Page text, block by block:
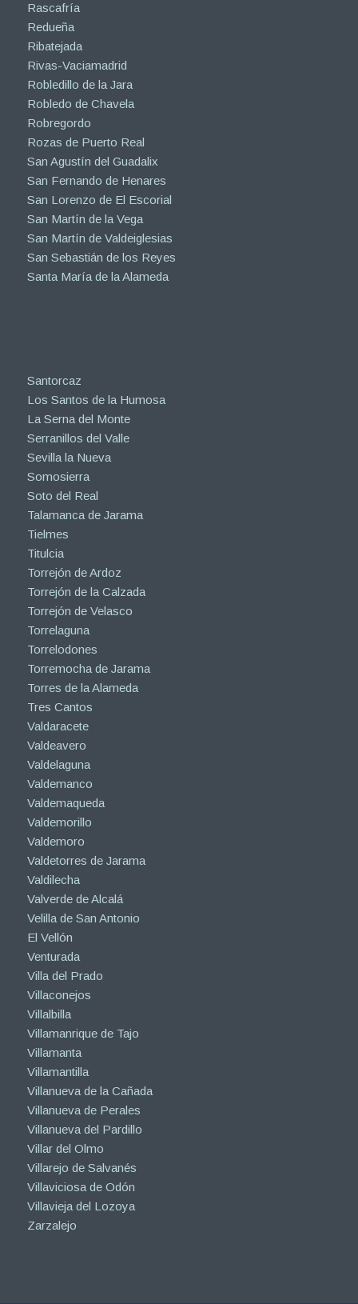
Rascafría
Redueña
Ribatejada
Rivas-Vaciamadrid
Robledillo de la Jara
Robledo de Chavela
Robregordo
Rozas de Puerto Real
San Agustín del Guadalix
San Fernando de Henares
San Lorenzo de El Escorial
San Martín de la Vega
San Martín de Valdeiglesias
San Sebastián de los Reyes
Santa María de la Alameda
Santorcaz
Los Santos de la Humosa
La Serna del Monte
Serranillos del Valle
Sevilla la Nueva
Somosierra
Soto del Real
Talamanca de Jarama
Tielmes
Titulcia
Torrejón de Ardoz
Torrejón de la Calzada
Torrejón de Velasco
Torrelaguna
Torrelodones
Torremocha de Jarama
Torres de la Alameda
Tres Cantos
Valdaracete
Valdeavero
Valdelaguna
Valdemanco
Valdemaqueda
Valdemorillo
Valdemoro
Valdetorres de Jarama
Valdilecha
Valverde de Alcalá
Velilla de San Antonio
El Vellón
Venturada
Villa del Prado
Villaconejos
Villalbilla
Villamanrique de Tajo
Villamanta
Villamantilla
Villanueva de la Cañada
Villanueva de Perales
Villanueva del Pardillo
Villar del Olmo
Villarejo de Salvanés
Villaviciosa de Odón
Villavieja del Lozoya
Zarzalejo